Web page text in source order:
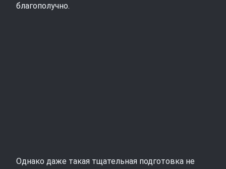
благополучно.
Однако даже такая тщательная подготовка не